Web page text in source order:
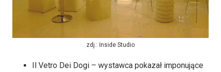
zdj.: Inside Studio
Il Vetro Dei Dogi – wystawca pokazał imponujące